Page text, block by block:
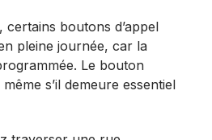
boutons d’appel
pleine journée, car la
Le bouton
s’il demeure essentiel